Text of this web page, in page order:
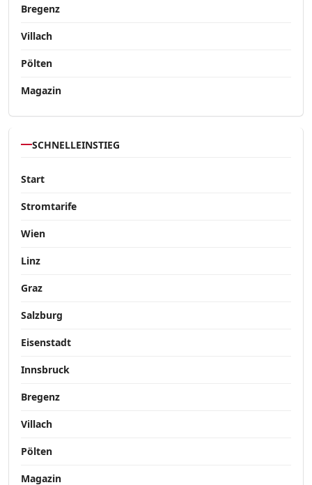
Bregenz
Villach
Pölten
Magazin
SCHNELLEINSTIEG
Start
Stromtarife
Wien
Linz
Graz
Salzburg
Eisenstadt
Innsbruck
Bregenz
Villach
Pölten
Magazin